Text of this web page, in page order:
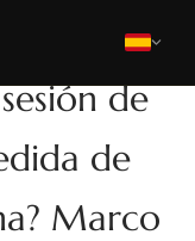
de
de
Marco